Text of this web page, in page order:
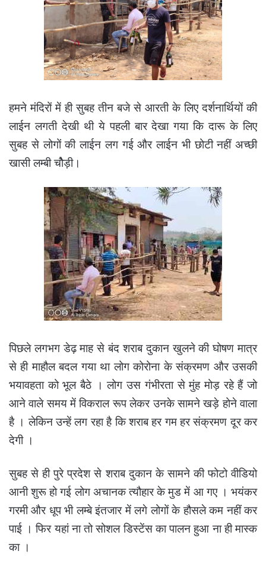
हमने मंदिरों में ही सुबह तीन बजे से आरती के लिए दर्शनार्थियों की
लाईन लगती देखी थी ये पहली बार देखा गया कि दारू के लिए
सुबह से लोगों की लाईन लग गई और लाईन भी छोटी नहीं अच्छी
खासी लम्बी चोैड़ी।
पिछले लगभग डेढ़ माह से बंद शराब दुकान खुलने की घोषण मात्र
से ही माहौल बदल गया था लोग कोरोना के संक्रमण और उसकी
भयावहता को भूल बैठे । लोग उस गंभीरता से मुंह मोड़ रहे हैं जो
आने वाले समय में विकराल रूप लेकर उनके सामने खड़े होने वाला
है । लेकिन उन्हें लग रहा है कि शराब हर गम हर संक्रमण दूर कर
देगी ।
सुबह से ही पुरे प्रदेश से शराब दुकान के सामने की फोटो वीडियो
आनी शुरू हो गई लोग अचानक त्यौहार के मुड में आ गए । भयंकर
गरमी और धूप भी लम्बे इंतजार में लगे लोगों के हौसले कम नहीं कर
पाई । फिर यहां ना तो सोशल डिस्टेंस का पालन हुआ ना ही मास्क
का ।